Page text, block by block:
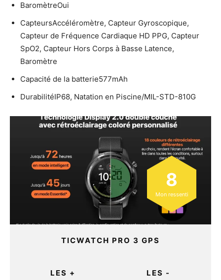
BaromètreOui
CapteursAccéléromètre, Capteur Gyroscopique,
Capteur de Fréquence Cardiaque HD PPG, Capteur
SpO2, Capteur Hors Corps à Basse Latence,
Baromètre
Capacité de la batterie577mAh
DurabilitéIP68, Natation en Piscine/MIL-STD-810G
TICWATCH PRO 3 GPS
LES + LES -
8
Mon ressenti